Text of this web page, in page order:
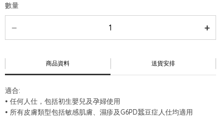
數量
商品資料 送貨安排
適合:
• 任何人仕，包括初生嬰兒及孕婦使用
• 所有皮膚類型包括敏感肌膚、濕疹及G6PD蠶豆症人仕均適用